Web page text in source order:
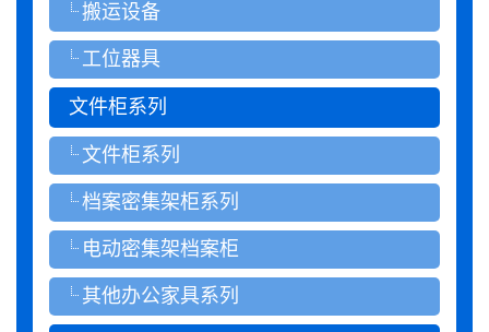
搬运设备
工位器具
文件柜系列
文件柜系列
档案密集架柜系列
电动密集架档案柜
其他办公家具系列